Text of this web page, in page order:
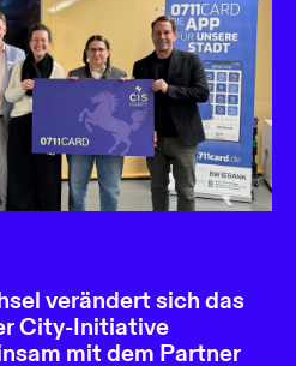
verändert sich das
City-Initiative
mit dem Partner